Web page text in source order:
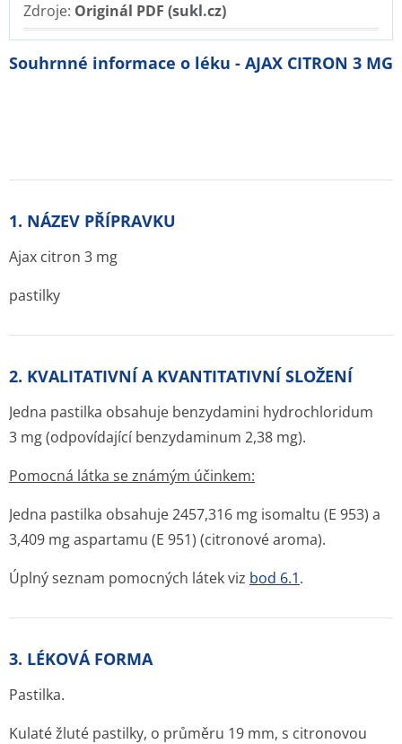
Zdroje: Originál PDF (sukl.cz)
Souhrnné informace o léku - AJAX CITRON 3 MG
1. NÁZEV PŘÍPRAVKU
Ajax citron 3 mg
pastilky
2. KVALITATIVNÍ A KVANTITATIVNÍ SLOŽENÍ
Jedna pastilka obsahuje benzydamini hydrochloridum
3 mg (odpovídající benzydaminum 2,38 mg).
Pomocná látka se známým účinkem:
Jedna pastilka obsahuje 2457,316 mg isomaltu (E 953) a
3,409 mg aspartamu (E 951) (citronové aroma).
Úplný seznam pomocných látek viz bod 6.1.
3. LÉKOVÁ FORMA
Pastilka.
Kulaté žluté pastilky, o průměru 19 mm, s citronovou